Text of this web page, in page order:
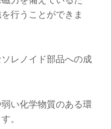
行うことができま
レノイド部品への成
い化学物質のある環
。